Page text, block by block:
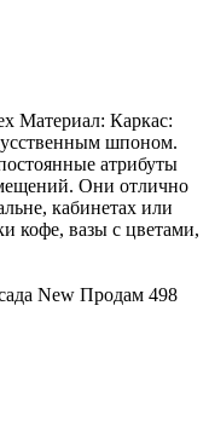
Материал: Каркас:
шпоном.
атрибуты
Они отлично
кабинетах или
кофе, вазы с цветами,
New Продам 498